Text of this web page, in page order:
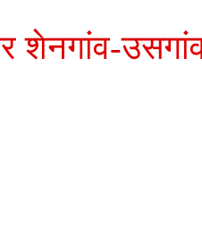
उसगांव